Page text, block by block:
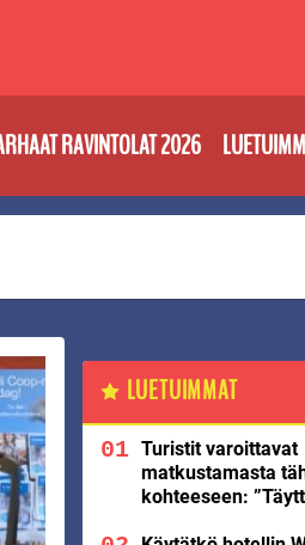
RAVINTOLAT 2026
LUETUIMMAT
Turistit varoittavat
matkustamasta
kohteeseen: